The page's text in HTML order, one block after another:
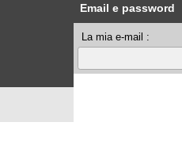
Email e password
La mia e-mail :